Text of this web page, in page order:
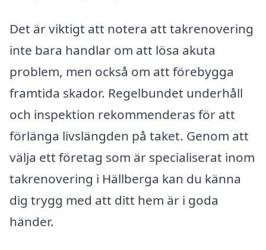
Det är viktigt att notera att takrenovering
inte bara handlar om att lösa akuta
problem, men också om att förebygga
framtida skador. Regelbundet underhåll
och inspektion rekommenderas för att
förlänga livslängden på taket. Genom att
välja ett företag som är specialiserat inom
takrenovering i Hällberga kan du känna
dig trygg med att ditt hem är i goda
händer.